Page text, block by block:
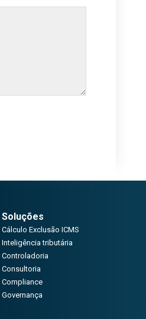
Soluções
Cálculo Exclusão ICMS
Inteligência tributária
Controladoria
Consultoria
Compliance
Governança